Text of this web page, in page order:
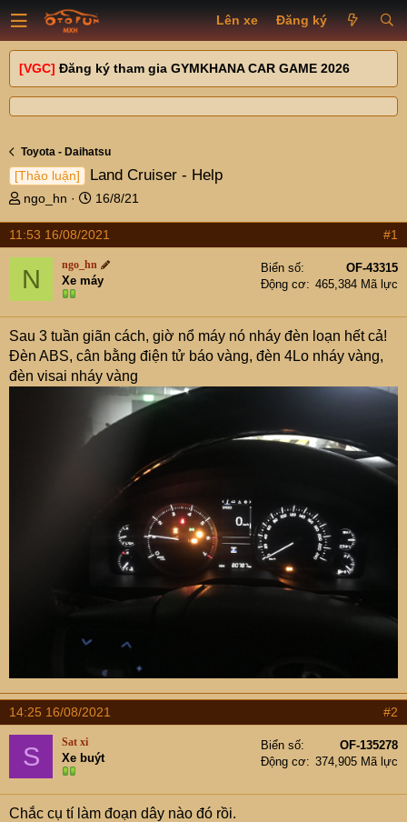
Lên xe Đăng ký
[VGC] Đăng ký tham gia GYMKHANA CAR GAME 2026
Toyota - Daihatsu
[Thảo luận] Land Cruiser - Help
T
r
e
d
s
t
a
r
t
e
ngo_hn
N
à
y
g
ử
16/8/21
11:53 16/08/2021 #1
N ngo_hn
Xe máy
Biển số
OF-43315
Động cơ
465,384 Mã lực
Sau 3 tuần giãn cách, giờ nổ máy nó nháy đèn loạn hết cả!
Đèn ABS, cân bằng điện tử báo vàng, đèn 4Lo nháy vàng,
đèn visai nháy vàng
14:25 16/08/2021 #2
S Sat xi
Xe buýt
Biển số
OF-135278
Động cơ
374,905 Mã lực
Chắc cụ tí làm đoạn dây nào đó rồi.